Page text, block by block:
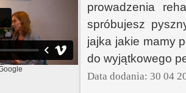
prowadzenia
spróbujesz
jajka jakie mamy
do wyjątkowego
Data dodania: 30 04